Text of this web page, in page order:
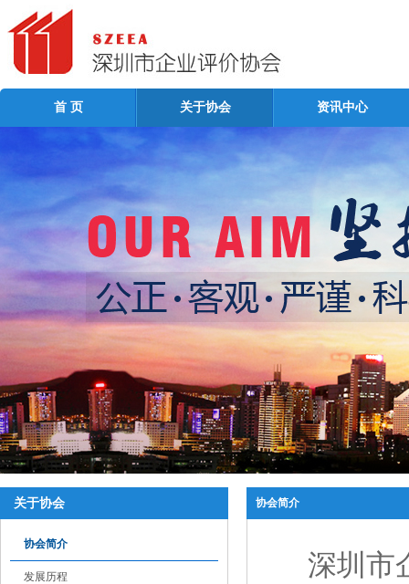
首 页 关于协会 资讯中心
关于协会
协会简介
发展历程
协会简介
深圳市企